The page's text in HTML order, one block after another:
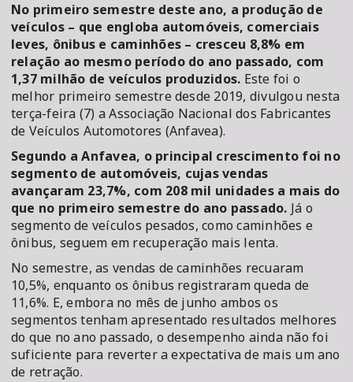
No primeiro semestre deste ano, a produção de
veículos – que engloba automóveis, comerciais
leves, ônibus e caminhões – cresceu 8,8% em
relação ao mesmo período do ano passado, com
1,37 milhão de veículos produzidos. Este foi o
melhor primeiro semestre desde 2019, divulgou nesta
terça-feira (7) a Associação Nacional dos Fabricantes
de Veículos Automotores (Anfavea).
Segundo a Anfavea, o principal crescimento foi no
segmento de automóveis, cujas vendas
avançaram 23,7%, com 208 mil unidades a mais do
que no primeiro semestre do ano passado. Já o
segmento de veículos pesados, como caminhões e
ônibus, seguem em recuperação mais lenta.
No semestre, as vendas de caminhões recuaram
10,5%, enquanto os ônibus registraram queda de
11,6%. E, embora no mês de junho ambos os
segmentos tenham apresentado resultados melhores
do que no ano passado, o desempenho ainda não foi
suficiente para reverter a expectativa de mais um ano
de retração.